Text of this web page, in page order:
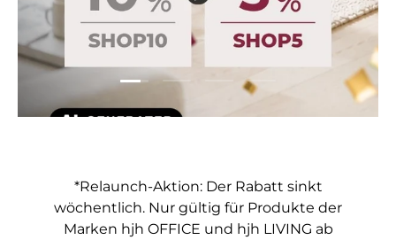
Folie laden 1 von 4
Folie laden 2 von 4
Folie laden 3 von 4
Folie laden 4 von 4
*Relaunch-Aktion: Der Rabatt sinkt
wöchentlich. Nur gültig für Produkte der
Marken hjh OFFICE und hjh LIVING ab